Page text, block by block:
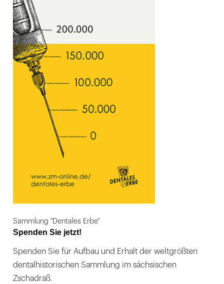
Sammlung "Dentales Erbe"
Spenden Sie jetzt!
Spenden Sie für Aufbau und Erhalt der weltgrößten
dentalhistorischen Sammlung im sächsischen
Zschadraß.